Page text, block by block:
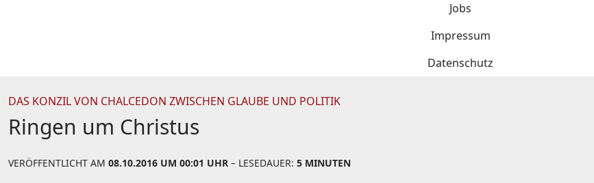
Jobs
Impressum
Datenschutz
DAS KONZIL VON CHALCEDON ZWISCHEN GLAUBE UND POLITIK
Ringen um Christus
VERÖFFENTLICHT AM 08.10.2016 UM 00:01 UHR – LESEDAUER: 5 MINUTEN